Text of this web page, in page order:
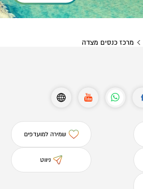
מרכז כנסים מצדה
שמירה למועדפים
ניווט